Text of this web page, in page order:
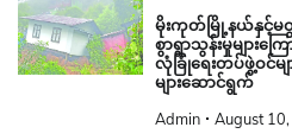
မိုးကုတ်မြို့နယ်နှင့်မ
စွာရွာသွန်းမှုများကြ
လုံခြုံရေးတပ်ဖွဲ့ဝင်
များဆောင်ရွက်
Admin August